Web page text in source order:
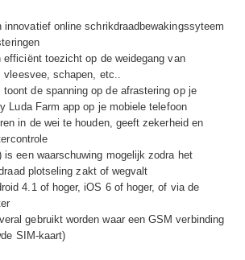
innovatief online schrikdraadbewakingssyteem
efficiënt toezicht op de weidegang van
vleesvee, schapen, etc..
toont de spanning op de afrastering op je
Luda Farm app op je mobiele telefoon
in de wei te houden, geeft zekerheid en
is een waarschuwing mogelijk zodra het
plotseling zakt of wegvalt
4.1 of hoger, iOS 6 of hoger, of via de
gebruikt worden waar een GSM verbinding
SIM-kaart)